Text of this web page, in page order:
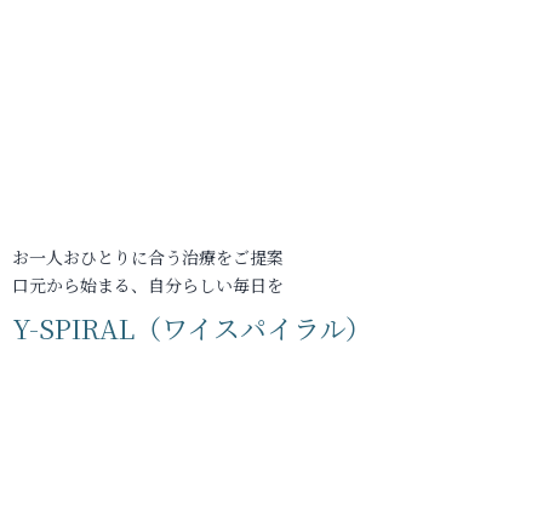
お一人おひとりに合う治療をご提案
口元から始まる、自分らしい毎日を
Y-SPIRAL（ワイスパイラル）